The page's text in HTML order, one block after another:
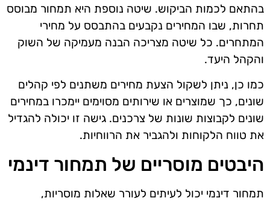
בהתאם לכמות הביקוש. שיטה נוספת היא תמחור מבוסס
תחרות, שבו המחירים נקבעים בהתבסס על מחירי
המתחרים. כל שיטה מצריכה הבנה מעמיקה של השוק
והקהל היעד.
כמו כן, ניתן לשקול הצעת מחירים משתנים לפי קהלים
שונים, כך שמוצרים או שירותים מסוימים יימכרו במחירים
שונים לקבוצות שונות של צרכנים. גישה זו יכולה להגדיל
את טווח הלקוחות ולהגביר את הרווחיות.
היבטים מוסריים של תמחור דינמי
תמחור דינמי יכול לעיתים לעורר שאלות מוסריות,